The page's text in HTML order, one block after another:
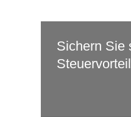
Sichern Sie